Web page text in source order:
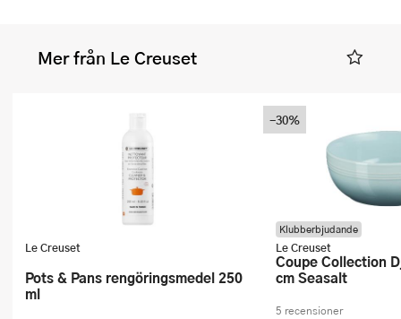
Mer från Le Creuset
Le Creuset
Pots & Pans rengöringsmedel 250
ml
Klubberbjudande
Le Creuset
Coupe Collection Djup Tallrik 16
cm Seasalt
5 recensioner
-30%